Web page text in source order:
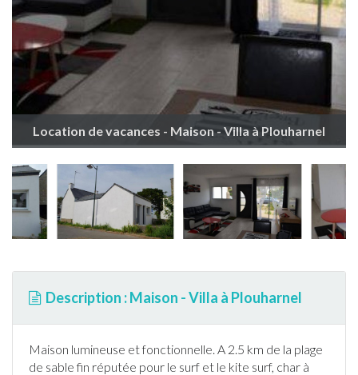
Location de vacances - Maison - Villa à Plouharnel
Description : Maison - Villa à Plouharnel
Maison lumineuse et fonctionnelle. A 2.5 km de la plage
de sable fin réputée pour le surf et le kite surf, char à